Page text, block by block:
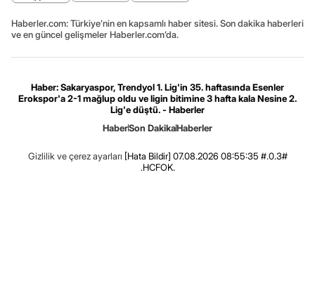
Haberler.com: Türkiye’nin en kapsamlı haber sitesi. Son dakika haberleri
ve en güncel gelişmeler Haberler.com’da.
Haber: Sakaryaspor, Trendyol 1. Lig'in 35. haftasında Esenler
Erokspor'a 2-1 mağlup oldu ve ligin bitimine 3 hafta kala Nesine 2.
Lig'e düştü. - Haberler
HaberSon DakikaHaberler
Gizlilik ve çerez ayarları [Hata Bildir] 07.08.2026 08:55:35 #.0.3#
.HCFOK.